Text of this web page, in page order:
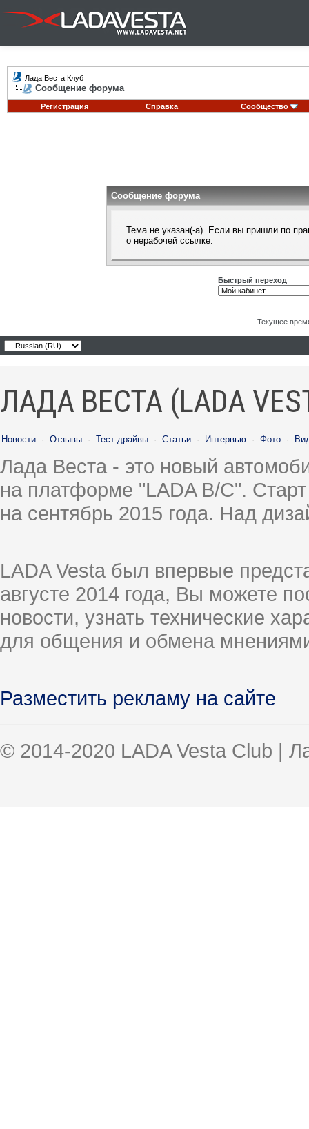
Лада Веста Клуб
Сообщение форума
Регистрация Справка Сообщество
Сообщение форума
Тема не указан(-а). Если вы пришли по
о нерабочей ссылке.
Быстрый переход
Текущее
ЛАДА ВЕСТА (LADA
Новости · Отзывы · Тест-драйвы · Статьи · Интервью · Фото ·
Лада Веста - это новый
на платформе "LADA B/C".
на сентябрь 2015 года. Над
LADA Vesta был впервые
августе 2014 года, Вы можете
новости, узнать технические
для общения и обмена
Разместить рекламу на сайте
© 2014-2020 LADA Vesta Club |